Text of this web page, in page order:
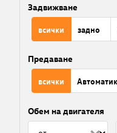
Задвижване
всички задно
Предаване
всички Автоматик
Обем на двигателя